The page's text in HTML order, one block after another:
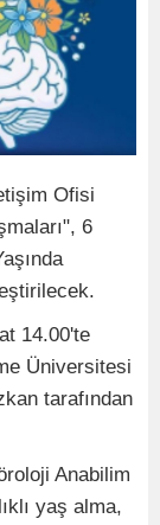
Ofisi
6
14.00'te
Üniversitesi
tarafından
Anabilim
yaş alma,